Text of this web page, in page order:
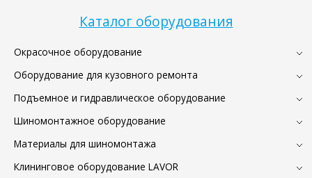
Каталог оборудования
Окрасочное оборудование
Оборудование для кузовного ремонта
Подъемное и гидравлическое оборудование
Шиномонтажное оборудование
Материалы для шиномонтажа
Клининговое оборудование LAVOR